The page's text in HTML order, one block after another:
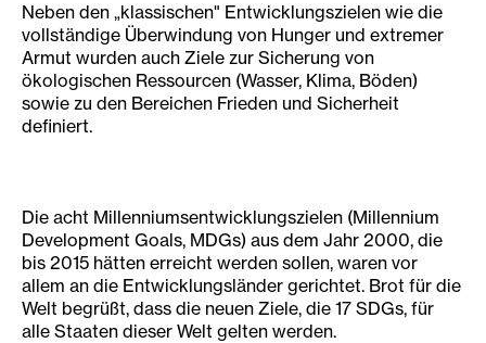
Neben den „klassischen" Entwicklungszielen wie die
vollständige Überwindung von Hunger und extremer
Armut wurden auch Ziele zur Sicherung von
ökologischen Ressourcen (Wasser, Klima, Böden)
sowie zu den Bereichen Frieden und Sicherheit
definiert.
Die acht Millenniumsentwicklungszielen (Millennium
Development Goals, MDGs) aus dem Jahr 2000, die
bis 2015 hätten erreicht werden sollen, waren vor
allem an die Entwicklungsländer gerichtet. Brot für die
Welt begrüßt, dass die neuen Ziele, die 17 SDGs, für
alle Staaten dieser Welt gelten werden.